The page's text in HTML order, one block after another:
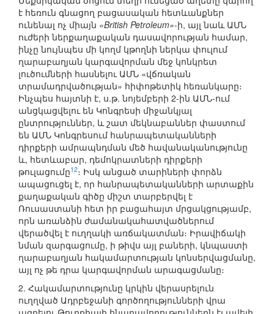
է հեռուն գնացող բացասական հետևանքներ
ունենալ ոչ միայն «British Petroleum»-ի, այլ նաև ԱՄՆ
ուժերի ներքաղաքական դասավորության համար,
ինչը նույնպես մի կողմ կթողնի ներկա փուլում
ղարաբաղյան կարգավորման մեջ կոնկրետ
լուծումների հասնելու ԱՄՆ «վճռական
տրամադրվածության» հիփոթետիկ հեռանկարը։
Ինչպես հայտնի է, ս.թ. նոյեմբերի 2-ին ԱՄՆ-ում
անցկացվելու են Կոնգրեսի միջանկյալ
ընտրություններ, և շատ մեկնաբաններ փաստում
են ԱՄՆ Կոնգրեսում հանրապետականների
դիրքերի ամրապնդման մեծ հավանականությունը
և, հետևաբար, դեմոկրատների դիրքերի
թուլացումը12։ Իսկ անցած տարիների փորձն
ապացուցել է, որ հանրապետականների արտաքին
քաղաքական գիծը միշտ տարբերվել է
Ռուսաստանի հետ իր բացահայտ մրցակցությամբ,
որն առանձին ժամանակահատվածներում
վերածվել է ուղղակի առճակատման։ Իրավիճակի
նման զարգացումը, ի թիվս այլ բաների, կնպաստի
ղարաբաղյան հակամարտության կոնսերվացմանը,
այլ ոչ թե դրա կարգավորման արագացմանը։
2. Հակամարտությունը կրկին վերասրելուն
ուղղված Ադրբեջանի գործողությունների վրա